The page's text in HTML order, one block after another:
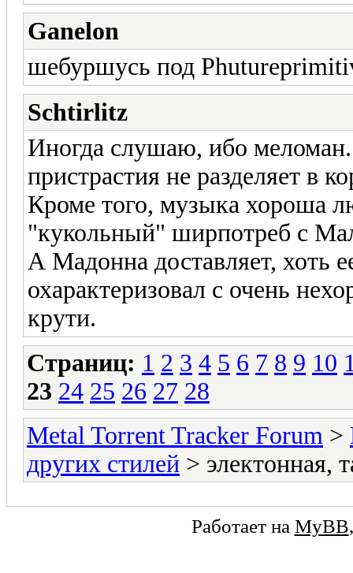
Ganelon
шебуршусь под
Schtirlitz
Иногда слушаю, ибо
пристрастия не разделяет в
Кроме того, музыка хороша
"кукольный" ширпотреб с
А Мадонна доставляет, хоть
охарактеризовал с очень
крути.
Страниц: 1 2 3 4 5 6 7 8 9 10
23 24 25 26 27 28
Metal Torrent Tracker Forum >
других стилей > электонная,
Работает на MyBB